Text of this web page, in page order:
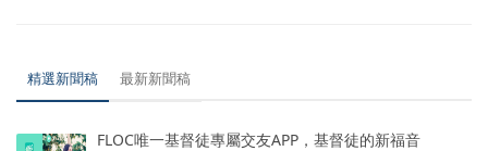
精選新聞稿 最新新聞稿
FLOC唯一基督徒專屬交友APP，基督徒的新福音